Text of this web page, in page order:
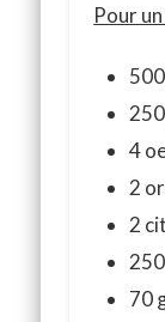
Pour
4
2
2
70